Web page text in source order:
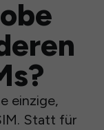
einzige,
Statt für